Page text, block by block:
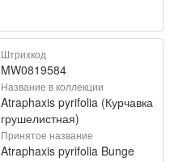
Штрихкод
MW0819584
Название в коллекции
Atraphaxis pyrifolia (Курчавка
грушелистная)
Принятое название
Atraphaxis pyrifolia Bunge